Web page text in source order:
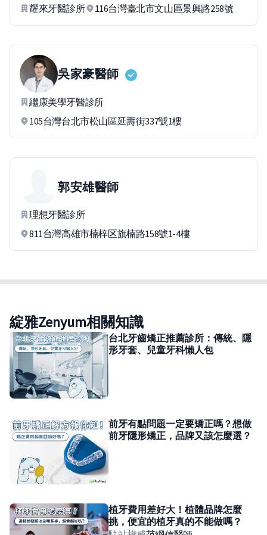
耀來牙醫診所 116台灣臺北市文山區景興路258號
吳家豪醫師
繼康美學牙醫診所
105台灣台北市松山區延壽街337號1樓
郭安雄醫師
理想牙醫診所
811台灣高雄市楠梓区旗楠路158號1-4樓
綻雅Zenyum相關知識
台北牙齒矯正推薦診所：傳統、隱
形牙套、兒童牙科懶人包
前牙有點問題一定要矯正嗎？想做
前牙隱形矯正，品牌又該怎麼選？
植牙費用差好大！植體品牌怎麼
挑，便宜的植牙真的不能做嗎？